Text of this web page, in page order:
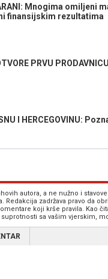
Mnogima omiljeni
finansijskim rezultatima
PRVU
I HERCEGOVINU:
autora, a ne nužno i
Redakcija zadržava pravo da
koji krše pravila. Kao
sa vašim vjerskim,